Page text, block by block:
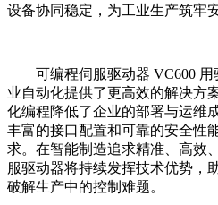
设备协同稳定，为工业生产筑牢
可编程伺服驱动器 VC600 用
业自动化提供了更高效的解决方
化编程降低了企业的部署与运维
丰富的接口配置和可靠的安全性
求。在智能制造追求精准、高效
服驱动器将持续发挥技术优势，
破解生产中的控制难题。